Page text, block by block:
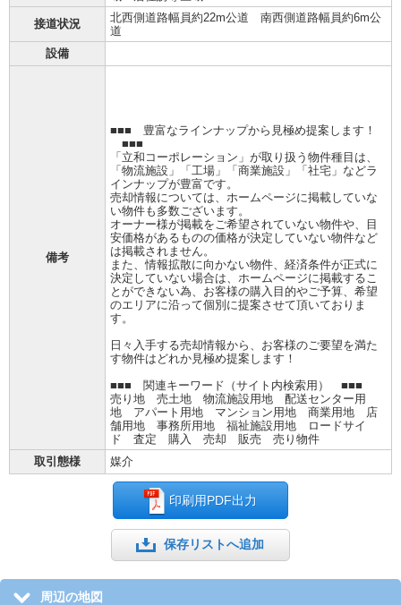
接道状況
北西側道路幅員約22m公道 南西側道路幅員約6m公
道
設備
備考
■■■ 豊富なラインナップから見極め提案します！
■■■
「立和コーポレーション」が取り扱う物件種目は、
「物流施設」「工場」「商業施設」「社宅」などラ
インナップが豊富です。
売却情報については、ホームページに掲載していな
い物件も多数ございます。
オーナー様が掲載をご希望されていない物件や、目
安価格があるものの価格が決定していない物件など
は掲載されません。
また、情報拡散に向かない物件、経済条件が正式に
決定していない場合は、ホームページに掲載するこ
とができない為、お客様の購入目的やご予算、希望
のエリアに沿って個別に提案させて頂いておりま
す。
日々入手する売却情報から、お客様のご要望を満た
す物件はどれか見極め提案します！
■■■ 関連キーワード（サイト内検索用） ■■■
売り地 売土地 物流施設用地 配送センター用
地 アパート用地 マンション用地 商業用地 店
舗用地 事務所用地 福祉施設用地 ロードサイ
ド 査定 購入 売却 販売 売り物件
取引態様
媒介
印刷用PDF出力
保存リストへ追加
周辺の地図